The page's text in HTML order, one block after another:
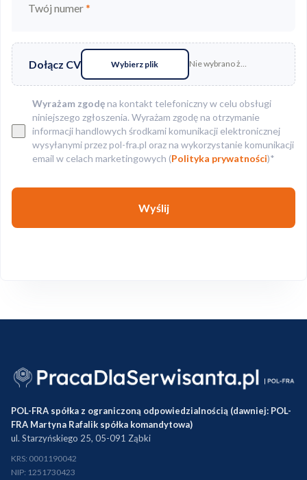
Twój numer*
Dołącz CV Wybierz plik Nie wybrano żadnego pliku
Wyrażam zgodęna kontakt telefoniczny w celu obsługi
niniejszego zgłoszenia. Wyrażam zgodę na otrzymanie
informacji handlowych środkami komunikacji elektronicznej
wysyłanymi przez pol-fra.pl oraz na wykorzystanie komunikacji
email w celach marketingowych (Polityka prywatności)*
Wyślij
POL-FRA spółka z ograniczoną odpowiedzialnością (dawniej: POL-
FRA Martyna Rafalik spółka komandytowa)
ul. Starzyńskiego 25, 05-091 Ząbki
KRS: 0001190042
NIP: 1251730423